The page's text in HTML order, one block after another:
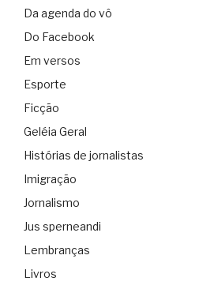
Da agenda do vô
Do Facebook
Em versos
Esporte
Ficção
Geléia Geral
Histórias de jornalistas
Imigração
Jornalismo
Jus sperneandi
Lembranças
Livros